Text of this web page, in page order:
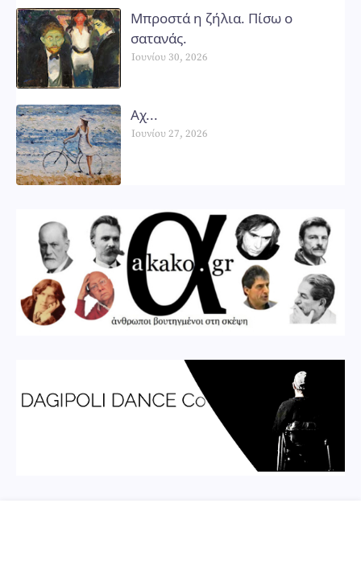
Μπροστά η ζήλια. Πίσω ο
σατανάς.
Ιουνίου 30, 2026
Αχ...
Ιουνίου 27, 2026